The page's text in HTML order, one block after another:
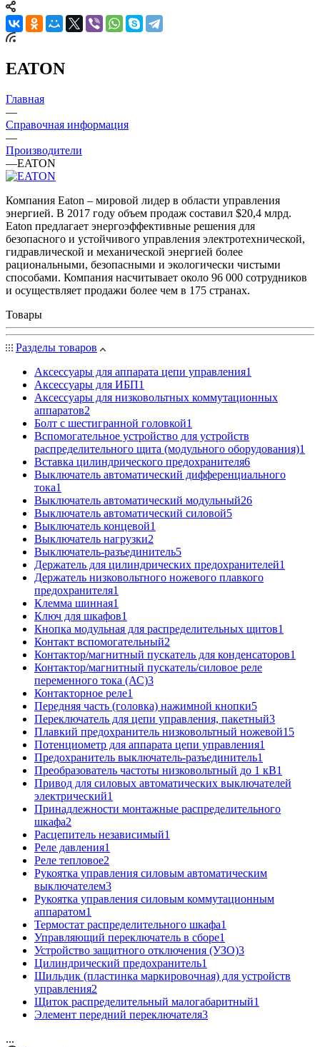
EATON
Главная
—
Справочная информация
—
Производители
—EATON
Компания Eaton – мировой лидер в области управления
энергией. В 2017 году объем продаж составил $20,4 млрд.
Eaton предлагает энергоэффективные решения для
безопасного и устойчивого управления электротехнической,
гидравлической и механической энергией более
рациональными, безопасными и экологически чистыми
способами. Компания насчитывает около 96 000 сотрудников
и осуществляет продажи более чем в 175 странах.
Товары
Разделы товаров
Аксессуары для аппарата цепи управления1
Аксессуары для ИБП1
Аксессуары для низковольтных коммутационных
аппаратов2
Болт с шестигранной головкой1
Вспомогательное устройство для устройств
распределительного щита (модульного оборудования)1
Вставка цилиндрического предохранителя6
Выключатель автоматический дифференциального
тока1
Выключатель автоматический модульный26
Выключатель автоматический силовой5
Выключатель концевой1
Выключатель нагрузки2
Выключатель-разъединитель5
Держатель для цилиндрических предохранителей1
Держатель низковольтного ножевого плавкого
предохранителя1
Клемма шинная1
Ключ для шкафов1
Кнопка модульная для распределительных щитов1
Контакт вспомогательный2
Контактор/магнитный пускатель для конденсаторов1
Контактор/магнитный пускатель/силовое реле
переменного тока (АС)3
Контакторное реле1
Передняя часть (головка) нажимной кнопки5
Переключатель для цепи управления, пакетный3
Плавкий предохранитель низковольтный ножевой15
Потенциометр для аппарата цепи управления1
Предохранитель выключатель-разъединитель1
Преобразователь частоты низковольтный до 1 кВ1
Привод для силовых автоматических выключателей
электрический1
Принадлежности монтажные распределительного
шкафа2
Расцепитель независимый1
Реле давления1
Реле тепловое2
Рукоятка управления силовым автоматическим
выключателем3
Рукоятка управления силовым коммутационным
аппаратом1
Термостат распределительного шкафа1
Управляющий переключатель в сборе1
Устройство защитного отключения (УЗО)3
Цилиндрический предохранитель1
Шильдик (пластинка маркировочная) для устройств
управления2
Щиток распределительный малогабаритный1
Элемент передний переключателя3
...